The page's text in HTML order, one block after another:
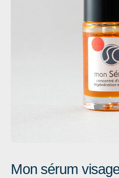
Mon sérum